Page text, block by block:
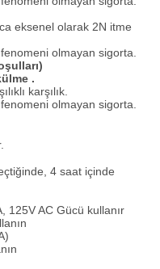
eksenel olarak 2N itme
olmayan sigorta.
.
karşılık.
olmayan sigorta.
4 saat içinde
125V AC Gücü kullanır